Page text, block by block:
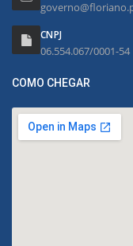
CNPJ
06.554.067/0001-54
COMO CHEGAR